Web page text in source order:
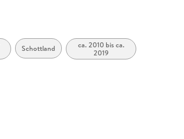
Schottland
ca. 2010 bis ca.
2019